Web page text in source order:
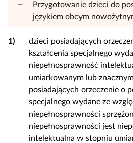
Przygotowanie dzieci do
językiem obcym
1)
dzieci posiadających
kształcenia specjalnego
niepełnosprawność
umiarkowanym lub
posiadających orzeczenie o
specjalnego wydane ze
niepełnosprawności
niepełnosprawności jest
intelektualna w stopniu